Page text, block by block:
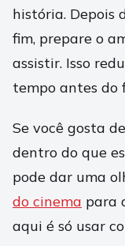
história. Depois
fim, prepare o
assistir. Isso
tempo antes do
Se você gosta
dentro do que
pode dar uma
do cinema para
aqui é só usar